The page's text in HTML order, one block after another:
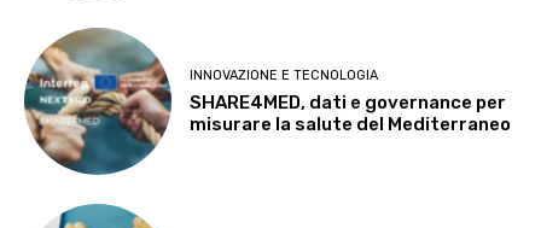
INNOVAZIONE E TECNOLOGIA
SHARE4MED, dati e governance per
misurare la salute del Mediterraneo